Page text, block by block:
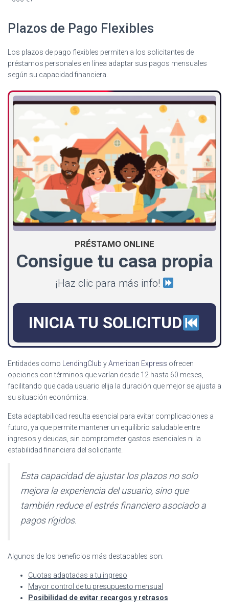
Plazos de Pago Flexibles
Los plazos de pago flexibles permiten a los solicitantes de
préstamos personales en línea adaptar sus pagos mensuales
según su capacidad financiera.
PRÉSTAMO ONLINE
Consigue tu casa propia
¡Haz clic para más info!
INICIA TU SOLICITUD
Entidades como LendingClub yAmerican Express ofrecen
opciones con términos que varían desde 12 hasta 60 meses,
facilitando que cada usuario elija la duración que mejor se ajusta a
su situación económica.
Esta adaptabilidad resulta esencial para evitar complicaciones a
futuro, ya que permite mantener un equilibrio saludable entre
ingresos y deudas, sin comprometer gastos esenciales ni la
estabilidad financiera del solicitante.
Esta capacidad de ajustar los plazos no solo
mejora la experiencia del usuario, sino que
también reduce el estrés financiero asociado a
pagos rígidos.
Algunos de los beneficios más destacables son:
Cuotas adaptadas a tu ingreso
Mayor control de tu presupuesto mensual
Posibilidad de evitar recargos y retrasos